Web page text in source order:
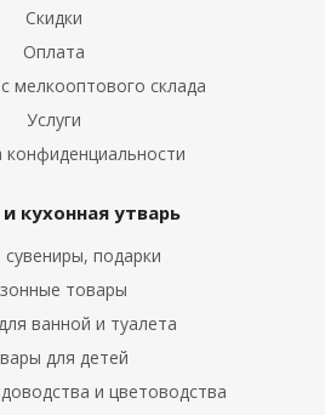
Скидки
Оплата
мелкооптового склада
Услуги
конфиденциальности
кухонная утварь
подарки
товары
ванной и туалета
для детей
и цветоводства